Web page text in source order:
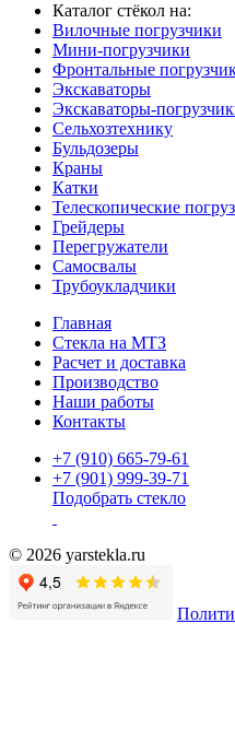
Каталог стёкол на:
Вилочные погрузчики
Мини-погрузчики
Фронтальные
Экскаваторы
Экскаваторы-
Сельхозтехнику
Бульдозеры
Краны
Катки
Телескопические
Грейдеры
Перегружатели
Самосвалы
Трубоукладчики
Главная
Стекла на МТЗ
Расчет и доставка
Производство
Наши работы
Контакты
+7 (910) 665-79-61
+7 (901) 999-39-71
Подобрать стекло
© 2026 yarstekla.ru